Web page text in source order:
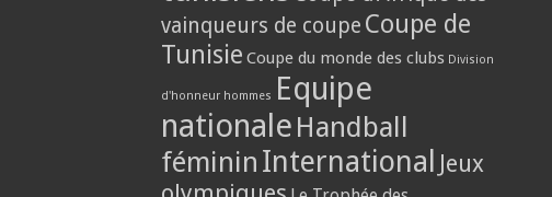
vainqueurs de coupe Coupe de
Tunisie Coupe du monde des clubs Division
d'honneur hommes Equipe
nationale Handball
féminin International Jeux